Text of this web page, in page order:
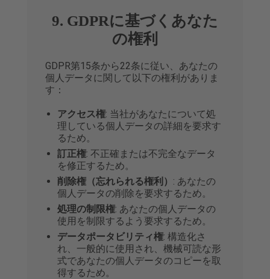
9. GDPRに基づくあなた
の権利
GDPR第15条から22条に従い、あなたの
個人データに関して以下の権利がありま
す：
アクセス権: 当社があなたについて処
理している個人データの詳細を要求す
るため。
訂正権: 不正確または不完全なデータ
を修正するため。
削除権（忘れられる権利） : あなたの
個人データの削除を要求するため。
処理の制限権: あなたの個人データの
使用を制限するよう要求するため。
データポータビリティ権: 構造化さ
れ、一般的に使用され、機械可読な形
式であなたの個人データのコピーを取
得するため。